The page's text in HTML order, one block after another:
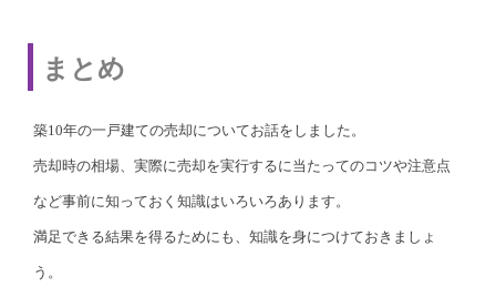
まとめ
築10年の一戸建ての売却についてお話をしました。
売却時の相場、実際に売却を実行するに当たってのコツや注意点
など事前に知っておく知識はいろいろあります。
満足できる結果を得るためにも、知識を身につけておきましょ
う。